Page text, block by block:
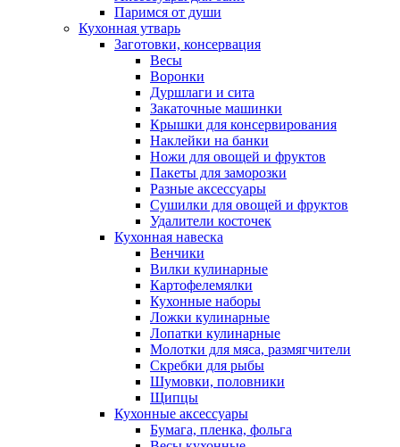
Паримся от души
Кухонная утварь
Заготовки, консервация
Весы
Воронки
Дуршлаги и сита
Закаточные машинки
Крышки для консервирования
Наклейки на банки
Ножи для овощей и фруктов
Пакеты для заморозки
Разные аксессуары
Сушилки для овощей и фруктов
Удалители косточек
Кухонная навеска
Венчики
Вилки кулинарные
Картофелемялки
Кухонные наборы
Ложки кулинарные
Лопатки кулинарные
Молотки для мяса, размягчители
Скребки для рыбы
Шумовки, половники
Щипцы
Кухонные аксессуары
Бумага, пленка, фольга